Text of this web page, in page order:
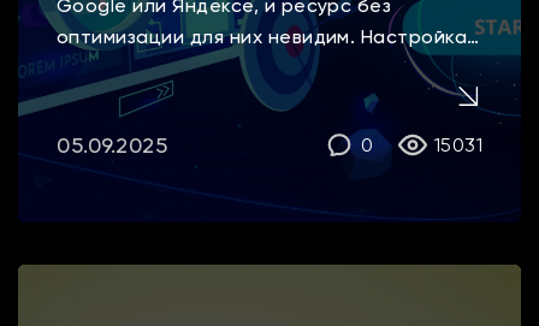
замечательный результат! Благодаря
их работе, моя школа «Элеганс» не
только укрепила свои позиции на
рынке, но и обрела новых
вдохновленных студентов. Рекомендую
DDSI всем, кто хочет вывести свой
бизнес на новый уровень в цифровом
Google или Яндексе, и ресурс без
оптимизации для них невидим. Настройка
SEO — это комплекс шагов, который
помогает сайту попадать на первую
страницу по целевым запросам. Наша
цель — дать понятную пошаговую
инструкцию, […]
05.09.2025 0 15031